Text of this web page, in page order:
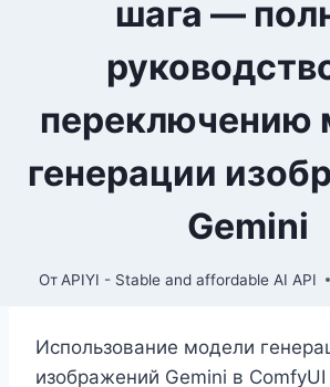
шага —
переключению
генерации
Gemini
От APIYI - Stable and affordable AI API
Использование модели
изображений Gemini в